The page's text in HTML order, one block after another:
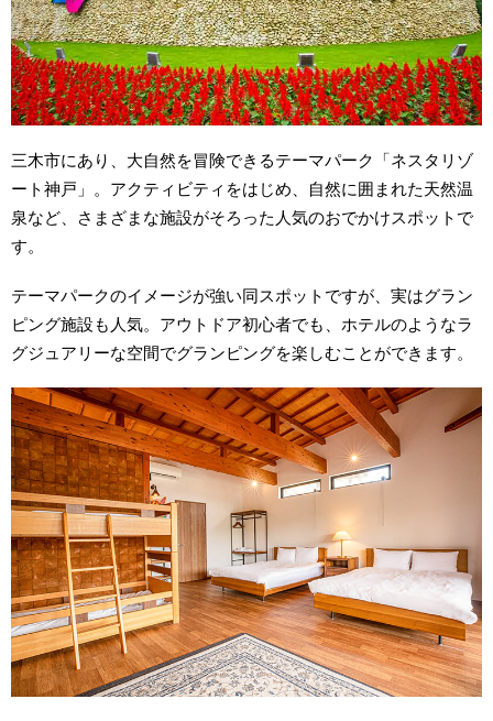
三木市にあり、大自然を冒険できるテーマパーク「ネスタリゾ
ート神戸」。アクティビティをはじめ、自然に囲まれた天然温
泉など、さまざまな施設がそろった人気のおでかけスポットで
す。
テーマパークのイメージが強い同スポットですが、実はグラン
ピング施設も人気。アウトドア初心者でも、ホテルのようなラ
グジュアリーな空間でグランピングを楽しむことができます。